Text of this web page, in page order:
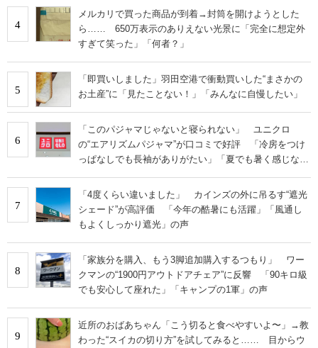
4
メルカリで買った商品が到着→封筒を開けようとした
ら…… 650万表示のありえない光景に「完全に想定外
すぎて笑った」「何者？」
5
「即買いしました」羽田空港で衝動買いした“まさかの
お土産”に「見たことない！」「みんなに自慢したい」
6
「このパジャマじゃないと寝られない」 ユニクロ
の“エアリズムパジャマ”が口コミで好評 「冷房をつけ
っぱなしでも長袖がありがたい」「夏でも暑く感じな
7
「4度くらい違いました」 カインズの外に吊るす“遮光
シェード”が高評価 「今年の酷暑にも活躍」「風通し
もよくしっかり遮光」の声
8
「家族分を購入、もう3脚追加購入するつもり」 ワー
クマンの“1900円アウトドアチェア”に反響 「90キロ級
でも安心して座れた」「キャンプの1軍」の声
9
近所のおばあちゃん「こう切ると食べやすいよ〜」→教
わった“スイカの切り方”を試してみると…… 目からウ